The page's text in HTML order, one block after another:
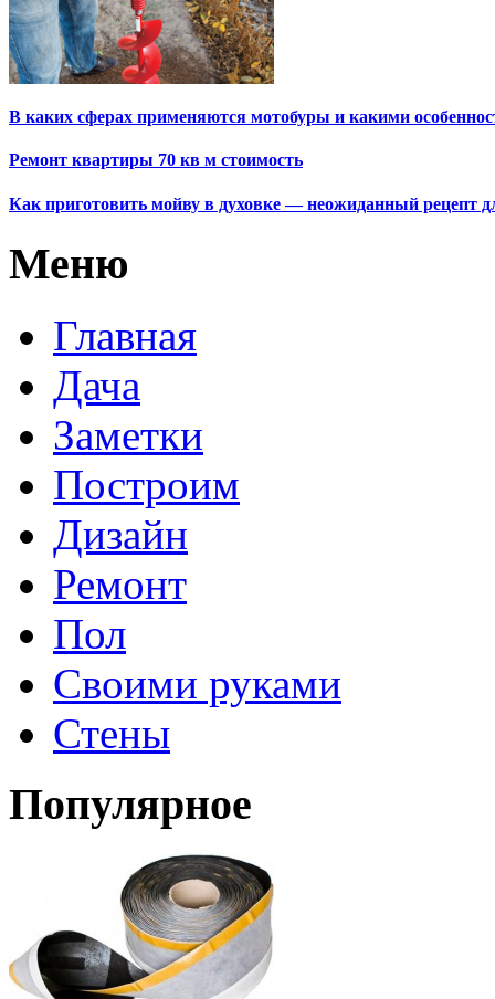
В каких сферах применяются мотобуры и какими
Ремонт квартиры 70 кв м стоимость
Как приготовить мойву в духовке — неожиданный рецепт
Меню
Главная
Дача
Заметки
Построим
Дизайн
Ремонт
Пол
Своими руками
Стены
Популярное